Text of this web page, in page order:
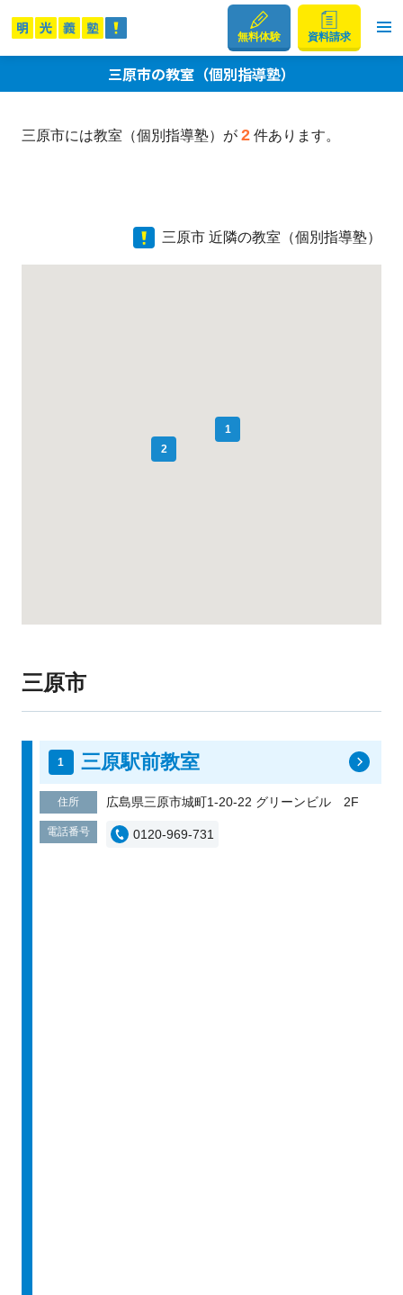
無料体験 資料請求
三原市の教室（個別指導塾）
三原市には教室（個別指導塾）が 2件あります。
三原市 近隣の教室（個別指導塾）
1
2
三原市
三原駅前教室
住所 広島県三原市城町1-20-22 グリーンビル 2F
電話番号 0120-969-731